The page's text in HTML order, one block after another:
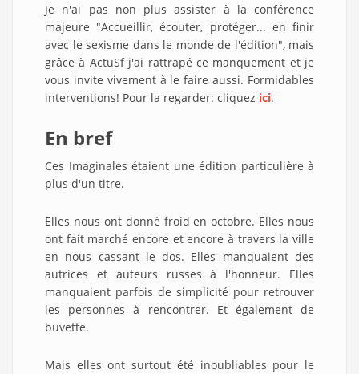
Je n'ai pas non plus assister à la conférence
majeure "Accueillir, écouter, protéger... en finir
avec le sexisme dans le monde de l'édition", mais
grâce à ActuSf j'ai rattrapé ce manquement et je
vous invite vivement à le faire aussi. Formidables
interventions! Pour la regarder: cliquez ici.
En bref
Ces Imaginales étaient une édition particulière à
plus d'un titre.
Elles nous ont donné froid en octobre. Elles nous
ont fait marché encore et encore à travers la ville
en nous cassant le dos. Elles manquaient des
autrices et auteurs russes à l'honneur. Elles
manquaient parfois de simplicité pour retrouver
les personnes à rencontrer. Et également de
buvette.
Mais elles ont surtout été inoubliables pour le